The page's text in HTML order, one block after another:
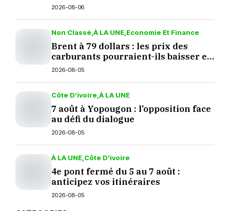
2026-08-06
Non Classé À LA UNE Economie Et Finance
Brent à 79 dollars : les prix des
carburants pourraient-ils baisser en
septembre ?
2026-08-05
Côte D’ivoire À LA UNE
7 août à Yopougon : l’opposition face
au défi du dialogue
2026-08-05
À LA UNE Côte D’ivoire
4e pont fermé du 5 au 7 août :
anticipez vos itinéraires
2026-08-05